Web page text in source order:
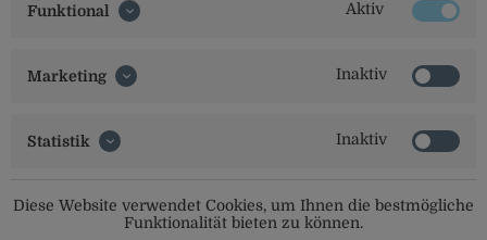
Social Media
Funktional Aktiv
Marketing Inaktiv
Statistik Inaktiv
Diese Website verwendet Cookies, um Ihnen die bestmögliche
Funktionalität bieten zu können.